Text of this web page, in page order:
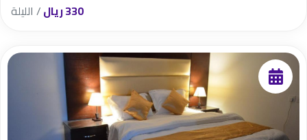
330 ريال / الليلة